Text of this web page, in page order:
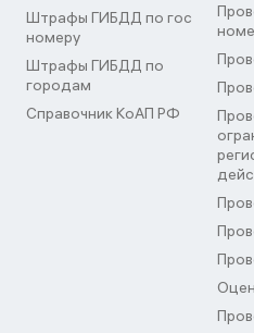
Штрафы ГИБДД по гос
номеру
Штрафы ГИБДД по
городам
Справочник КоАП РФ